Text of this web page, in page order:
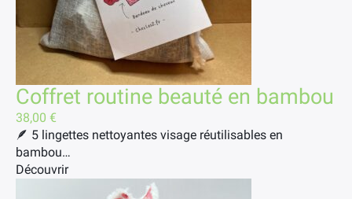
Coffret routine beauté en bambou
38,00 €
🪶 5 lingettes nettoyantes visage réutilisables en
bambou…
Découvrir